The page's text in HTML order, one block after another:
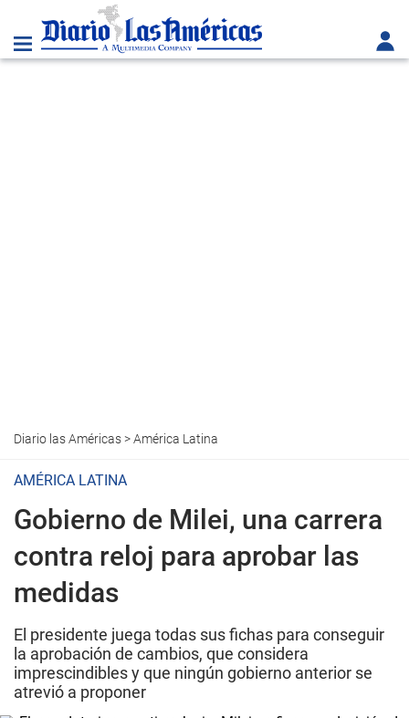
Diario las Américas>América Latina
AMÉRICA LATINA
Gobierno de Milei, una carrera
contra reloj para aprobar las
medidas
El presidente juega todas sus fichas para conseguir
la aprobación de cambios, que considera
imprescindibles y que ningún gobierno anterior se
atrevió a proponer